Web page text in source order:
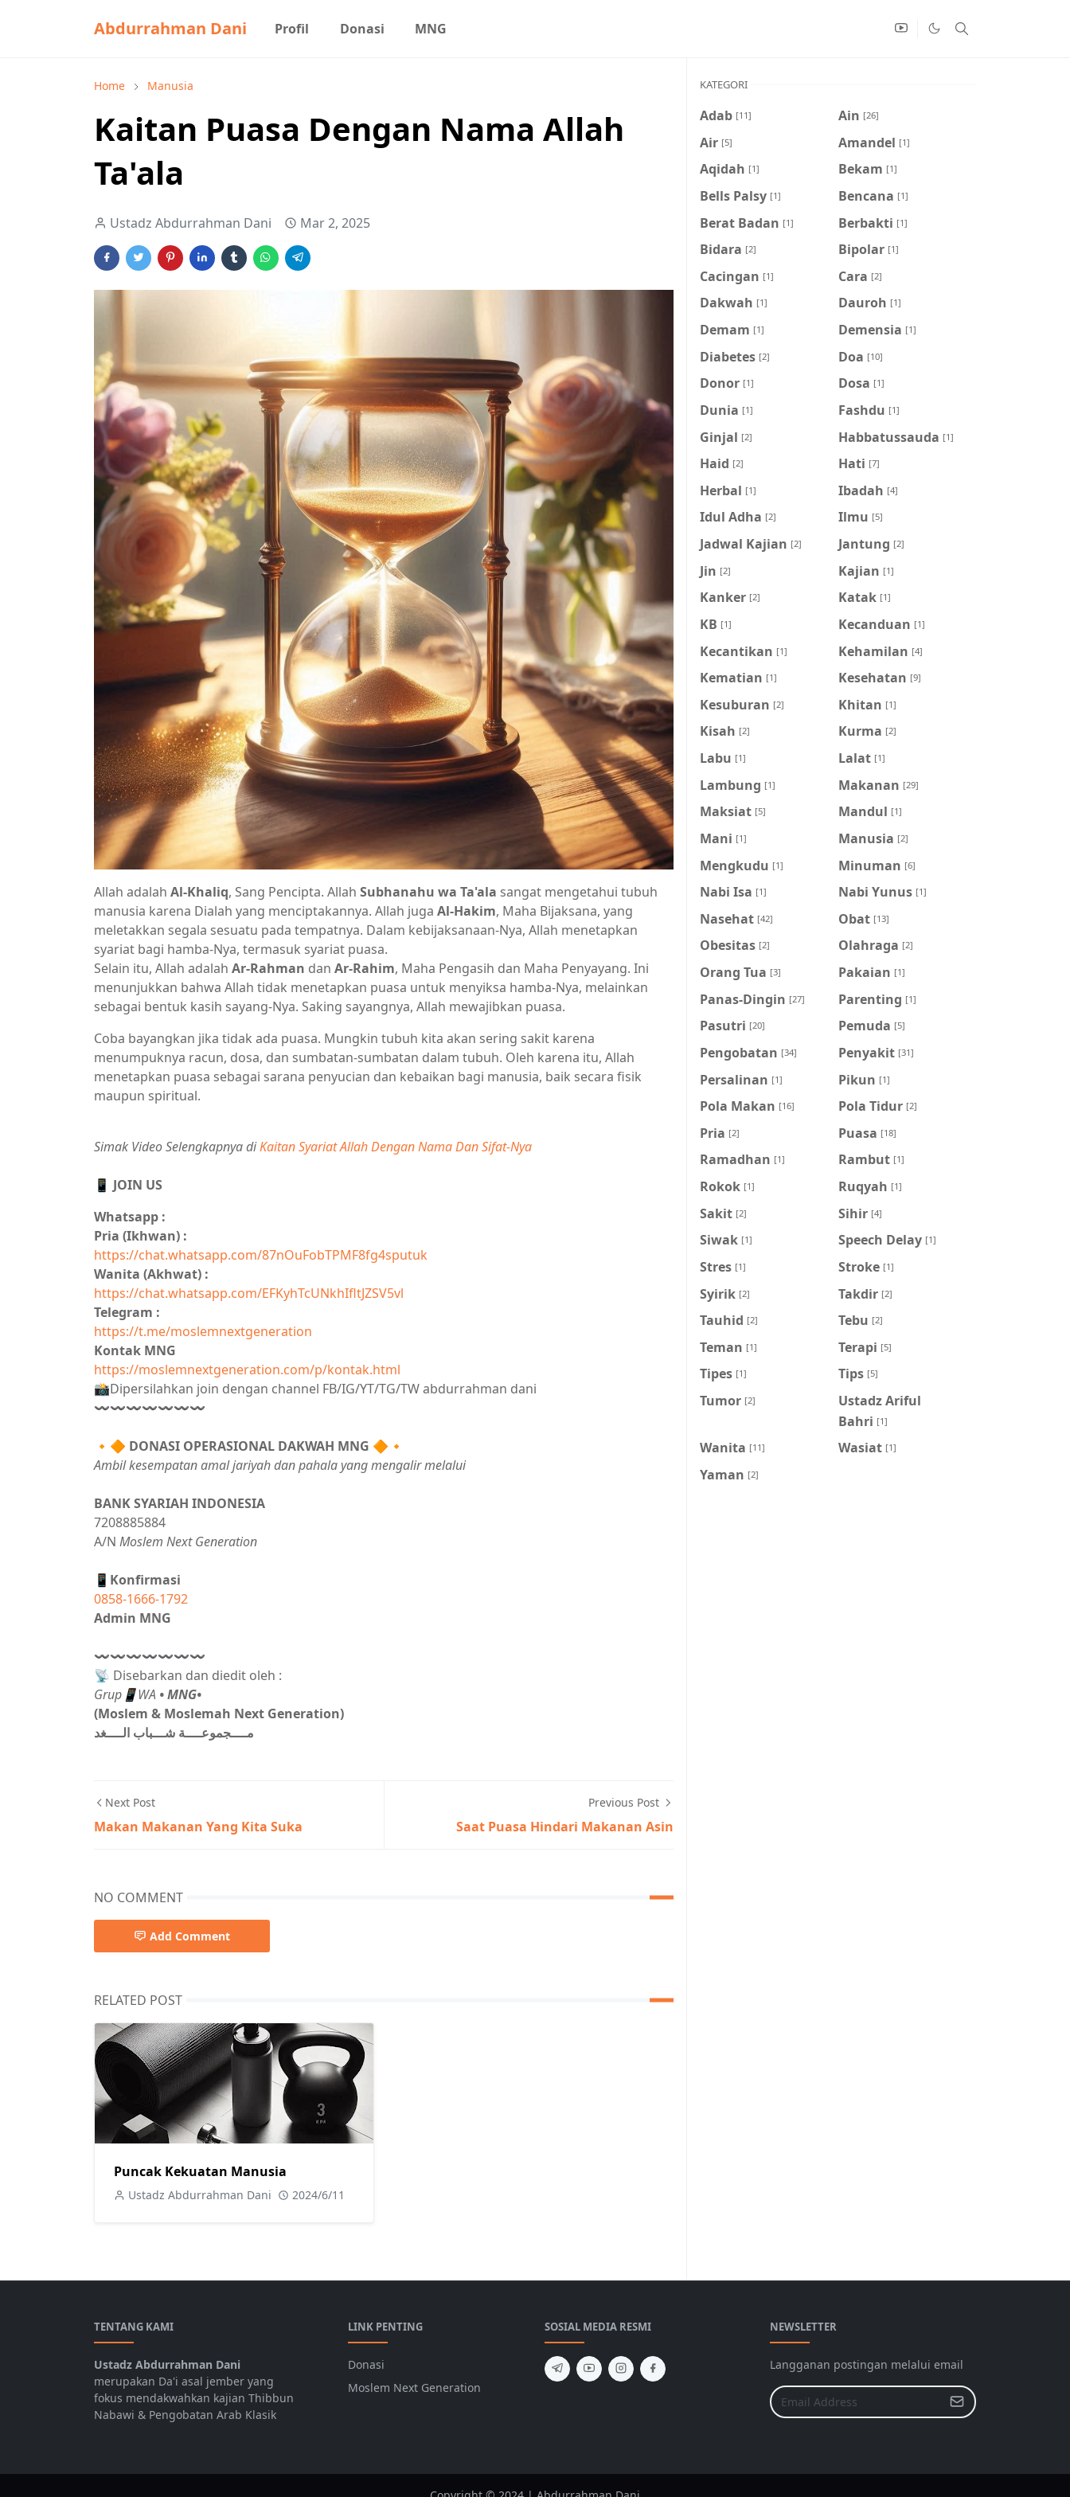
Abdurrahman Dani Profil Donasi MNG
Home Manusia
Kaitan Puasa Dengan Nama Allah
Ta'ala
Ustadz Abdurrahman Dani Mar 2, 2025
Allah adalah Al-Khaliq, Sang Pencipta. Allah Subhanahu wa Ta'ala sangat mengetahui tubuh
manusia karena Dialah yang menciptakannya. Allah juga Al-Hakim, Maha Bijaksana, yang
meletakkan segala sesuatu pada tempatnya. Dalam kebijaksanaan-Nya, Allah menetapkan
syariat bagi hamba-Nya, termasuk syariat puasa.
Selain itu, Allah adalah Ar-Rahman dan Ar-Rahim, Maha Pengasih dan Maha Penyayang. Ini
menunjukkan bahwa Allah tidak menetapkan puasa untuk menyiksa hamba-Nya, melainkan
sebagai bentuk kasih sayang-Nya. Saking sayangnya, Allah mewajibkan puasa.
Coba bayangkan jika tidak ada puasa. Mungkin tubuh kita akan sering sakit karena
menumpuknya racun, dosa, dan sumbatan-sumbatan dalam tubuh. Oleh karena itu, Allah
menetapkan puasa sebagai sarana penyucian dan kebaikan bagi manusia, baik secara fisik
maupun spiritual.
Simak Video Selengkapnya diKaitan Syariat Allah Dengan Nama Dan Sifat-Nya
📱 JOIN US
Whatsapp :
Pria (Ikhwan) :
https://chat.whatsapp.com/87nOuFobTPMF8fg4sputuk
Wanita (Akhwat) :
https://chat.whatsapp.com/EFKyhTcUNkhIfltJZSV5vl
Telegram :
https://t.me/moslemnextgeneration
Kontak MNG
https://moslemnextgeneration.com/p/kontak.html
📸Dipersilahkan join dengan channel FB/IG/YT/TG/TW abdurrahman dani
〰〰〰〰〰〰〰
🔸🔶 DONASI OPERASIONAL DAKWAH MNG 🔶🔸
Ambil kesempatan amal jariyah dan pahala yang mengalir melalui
BANK SYARIAH INDONESIA
7208885884
A/N Moslem Next Generation
📱Konfirmasi
0858-1666-1792
Admin MNG
〰〰〰〰〰〰〰
📡 Disebarkan dan diedit oleh :
Grup📱WA • MNG•
(Moslem & Moslemah Next Generation)
مــــجموعــــة شـــباب الــــغد
Next Post
Makan Makanan Yang Kita Suka
Previous Post
Saat Puasa Hindari Makanan Asin
NO COMMENT
Add Comment
RELATED POST
Puncak Kekuatan Manusia
Ustadz Abdurrahman Dani 2024/6/11
KATEGORI
Adab [11] Ain [26]
Air [5] Amandel [1]
Aqidah [1] Bekam [1]
Bells Palsy [1] Bencana [1]
Berat Badan [1] Berbakti [1]
Bidara [2] Bipolar [1]
Cacingan [1] Cara [2]
Dakwah [1] Dauroh [1]
Demam [1] Demensia [1]
Diabetes [2] Doa [10]
Donor [1] Dosa [1]
Dunia [1] Fashdu [1]
Ginjal [2] Habbatussauda [1]
Haid [2] Hati [7]
Herbal [1] Ibadah [4]
Idul Adha [2] Ilmu [5]
Jadwal Kajian [2] Jantung [2]
Jin [2] Kajian [1]
Kanker [2] Katak [1]
KB [1] Kecanduan [1]
Kecantikan [1] Kehamilan [4]
Kematian [1] Kesehatan [9]
Kesuburan [2] Khitan [1]
Kisah [2] Kurma [2]
Labu [1] Lalat [1]
Lambung [1] Makanan [29]
Maksiat [5] Mandul [1]
Mani [1] Manusia [2]
Mengkudu [1] Minuman [6]
Nabi Isa [1] Nabi Yunus [1]
Nasehat [42] Obat [13]
Obesitas [2] Olahraga [2]
Orang Tua [3] Pakaian [1]
Panas-Dingin [27] Parenting [1]
Pasutri [20] Pemuda [5]
Pengobatan [34] Penyakit [31]
Persalinan [1] Pikun [1]
Pola Makan [16] Pola Tidur [2]
Pria [2] Puasa [18]
Ramadhan [1] Rambut [1]
Rokok [1] Ruqyah [1]
Sakit [2] Sihir [4]
Siwak [1] Speech Delay [1]
Stres [1] Stroke [1]
Syirik [2] Takdir [2]
Tauhid [2] Tebu [2]
Teman [1] Terapi [5]
Tipes [1] Tips [5]
Tumor [2]
Ustadz Ariful
Bahri [1]
Wanita [11] Wasiat [1]
Yaman [2]
TENTANG KAMI
Ustadz Abdurrahman Dani
merupakan Da'i asal jember yang
fokus mendakwahkan kajian Thibbun
Nabawi & Pengobatan Arab Klasik
LINK PENTING
Donasi
Moslem Next Generation
SOSIAL MEDIA RESMI NEWSLETTER
Langganan postingan melalui email